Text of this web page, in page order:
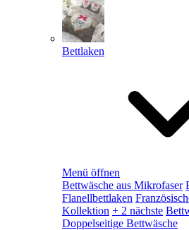
Bettlaken
Menü öffnen
Bettwäsche aus Mikrofaser
Flanellbettlaken
Kollektion + 2 nächste
Doppelseitige Bettwäsche